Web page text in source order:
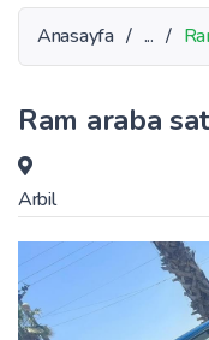
Anasayfa / ... /
Ram araba
Arbil